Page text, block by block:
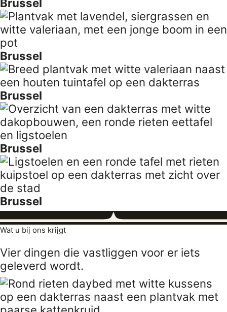
Brussel
Brussel
Brussel
Brussel
Brussel
Wat u bij ons krijgt
Vier dingen die vastliggen voor er iets
geleverd wordt.